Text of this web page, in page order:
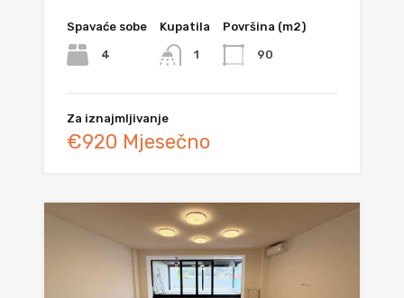
Spavaće sobe
4
Kupatila
1
Površina (m2)
90
Za iznajmljivanje
€920 Mjesečno